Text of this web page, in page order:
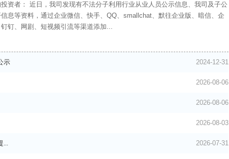
资者： 近日，我司发现有不法分子利用行业从业人员公示信息、我司及子公
息等资料，通过企业微信、快手、QQ、smallchat、默往企业版、暗信、企
钉、网剧、短视频引流等渠道添加...
示 2024-12-31
2026-08-06
2026-08-06
2026-08-03
... 2026-07-31